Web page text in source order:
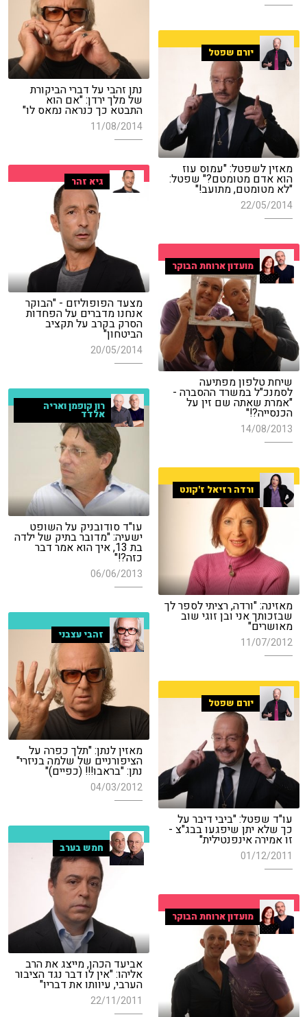
נתן זהבי על דברי הביקורת
של מלך ירדן: "אם הוא
התבטא כך כנראה נמאס לו"
11/08/2014
יורם שפטל
מאזין לשפטל: "עמוס עוז
הוא אדם מטומטם?" שפטל:
"לא מטומטם, מתועב!"
22/05/2014
גיא זהר
מצעד הפופוליזם - "הבוקר
אנחנו מדברים על הפחדות
הסרק בקרב על תקציב
הביטחון"
20/05/2014
מועדון ארוחת הבוקר
שיחת טלפון מפתיעה
לסמנכ"ל במשרד ההסברה -
"אמרת שאתה שם זין על
הכנסייה?!"
14/08/2013
רון קופמן ואריה
אלדד
עו"ד סודובניק על השופט
ישעיה: "מדובר בתיק של ילדה
בת 13, איך הוא אמר דבר
כזה?!"
06/06/2013
ורדה רזיאל ז'קונט
מאזינה: "ורדה, רציתי לספר לך
שבזכותך אני ובן זוגי שוב
מאושרים"
11/07/2012
זהבי עצבני
מאזין לנתן: "תלך כפרה על
הציפורניים של שלמה בניזרי"
נתן: "בראבו!!! (כפיים)"
04/03/2012
יורם שפטל
עו"ד שפטל: "ביבי דיבר על
כך שלא יתן שיפגעו בבג"צ -
זו אמירה אינפנטילית"
01/12/2011
חמש בערב
אביעד הכהן, מייצג את הרב
אליהו: "אין לו דבר נגד הציבור
הערבי, עיוותו את דבריו"
22/11/2011
מועדון ארוחת הבוקר